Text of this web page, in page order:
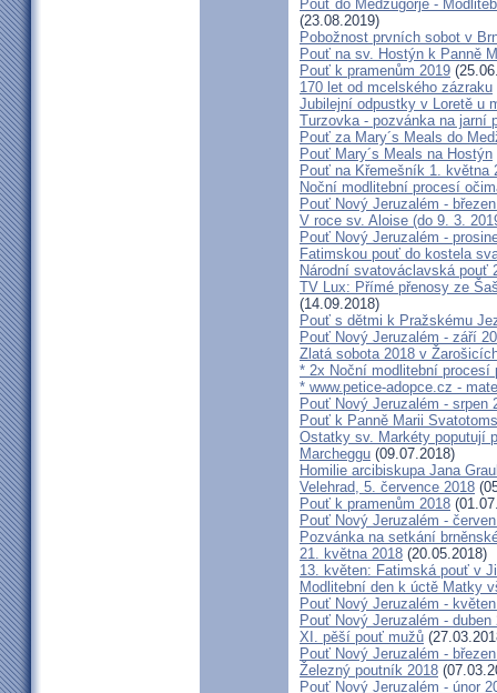
Pouť do Medžugorje -
(23.08.2019)
Pobožnost prvních sobot v
Pouť na sv. Hostýn k Panně
Pouť k pramenům 2019
170 let od mcelského zázraku
Jubilejní odpustky v Loretě u
Turzovka - pozvánka na jarní
Pouť za Mary´s Meals do
Pouť Mary´s Meals na Hostýn
Pouť na Křemešník 1. května
Noční modlitební procesí
Pouť Nový Jeruzalém -
V roce sv. Aloise (do 9. 3.
Pouť Nový Jeruzalém -
Fatimskou pouť do kostela
Národní svatováclavská pouť
TV Lux: Přímé přenosy ze
(14.09.2018)
Pouť s dětmi k Pražskému
Pouť Nový Jeruzalém - září
Zlatá sobota 2018 v
* 2x Noční modlitební
* www.petice-adopce.cz -
Pouť Nový Jeruzalém - srpen
Pouť k Panně Marii
Ostatky sv. Markéty poputují
Marcheggu (09.07.2018)
Homilie arcibiskupa Jana
Velehrad, 5. července 2018
Pouť k pramenům 2018
Pouť Nový Jeruzalém -
Pozvánka na setkání
21. května 2018 (20.05.2018)
13. květen: Fatimská pouť v
Modlitební den k úctě Matky
Pouť Nový Jeruzalém -
Pouť Nový Jeruzalém - duben
XI. pěší pouť mužů
Pouť Nový Jeruzalém -
Železný poutník 2018
Pouť Nový Jeruzalém - únor